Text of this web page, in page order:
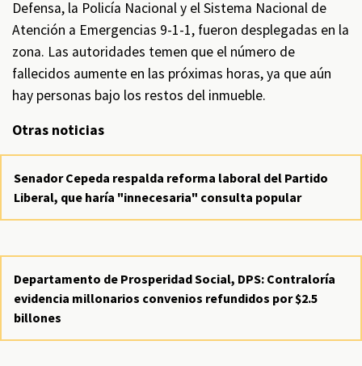
Defensa, la Policía Nacional y el Sistema Nacional de
Atención a Emergencias 9-1-1, fueron desplegadas en la
zona. Las autoridades temen que el número de
fallecidos aumente en las próximas horas, ya que aún
hay personas bajo los restos del inmueble.
Otras noticias
Senador Cepeda respalda reforma laboral del Partido
Liberal, que haría "innecesaria" consulta popular
Departamento de Prosperidad Social, DPS: Contraloría
evidencia millonarios convenios refundidos por $2.5
billones